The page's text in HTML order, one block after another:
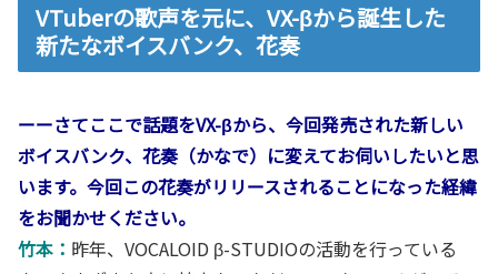
VTuberの歌声を元に、VX-βから誕生した
新たなボイスバンク、花奏
ーーさてここで話題をVX-βから、今回発売された新しい
ボイスバンク、花奏（かなで）に変えてお伺いしたいと思
います。今回この花奏がリリースされることになった経緯
をお聞かせください。
竹本： 昨年、VOCALOID β-STUDIOの活動を行っている